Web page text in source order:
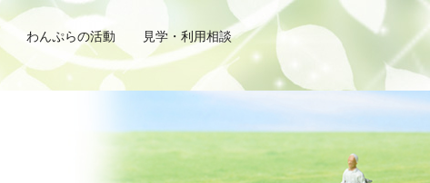
わんぷらの活動 見学・利用相談